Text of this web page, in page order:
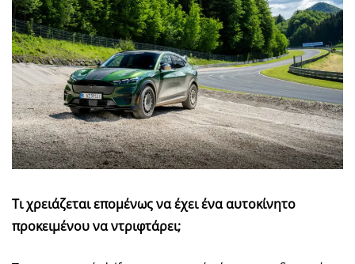
Τι χρειάζεται επομένως να έχει ένα αυτοκίνητο
προκειμένου να ντριφτάρει;